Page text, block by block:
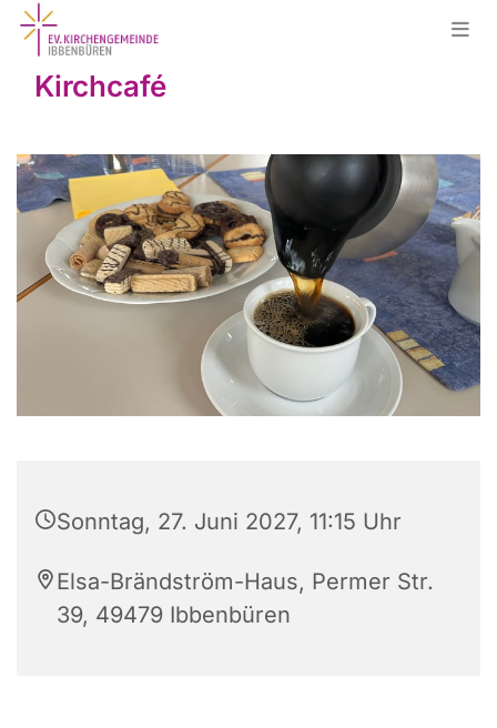
Kirchcafé
Sonntag, 27. Juni 2027, 11:15 Uhr
Elsa-Brändström-Haus, Permer Str.
39, 49479 Ibbenbüren